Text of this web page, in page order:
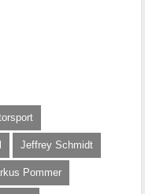
Jeffrey Schmidt
Pommer